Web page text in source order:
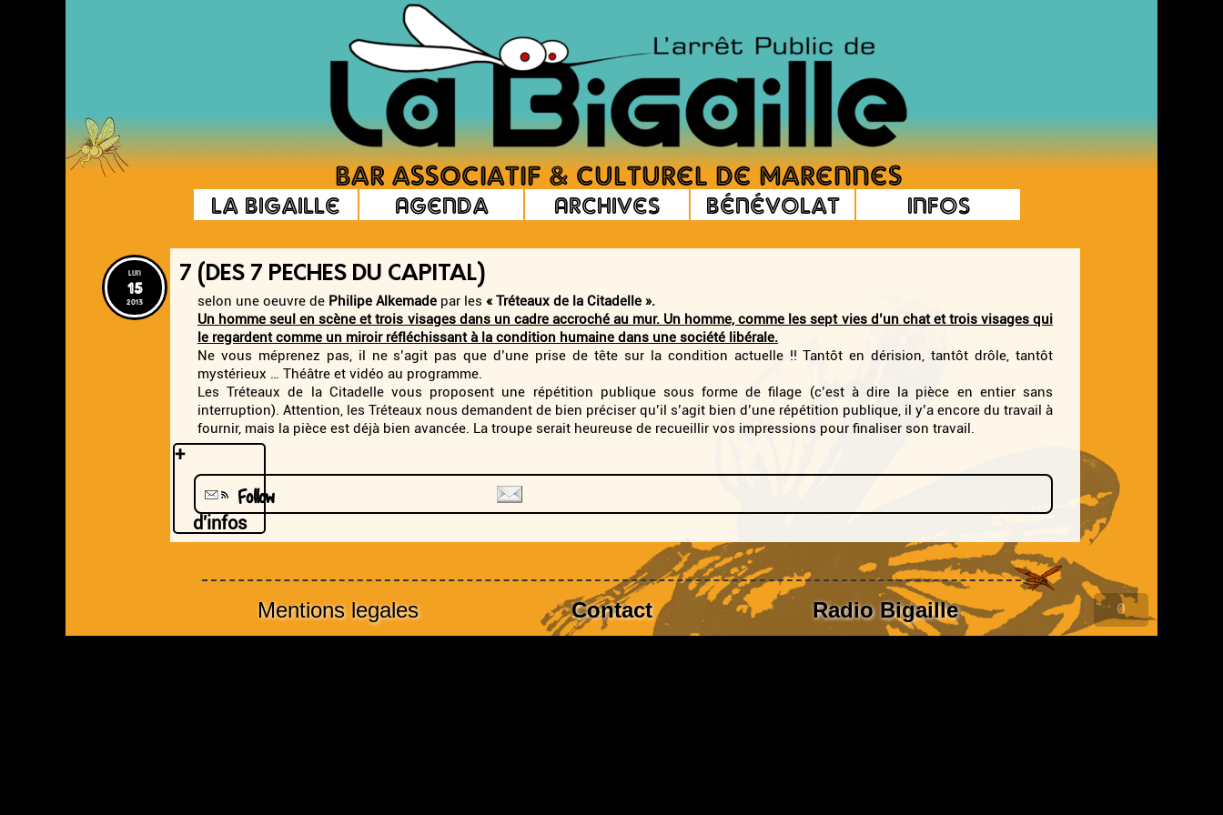
La Bigaille Agenda Archives Bénévolat Infos
lun
15
2013
0
7 (DES 7 PECHES DU CAPITAL)
selon une oeuvre de Philipe Alkemade par les « Tréteaux de la Citadelle ».
Un homme seul en scène et trois visages dans un cadre accroché au mur. Un homme, comme les sept vies d’un chat et trois visages qui
le regardent comme un miroir réfléchissant à la condition humaine dans une société libérale.
Ne vous méprenez pas, il ne s’agit pas que d’une prise de tête sur la condition actuelle !! Tantôt en dérision, tantôt drôle, tantôt
mystérieux … Théâtre et vidéo au programme.
Les Tréteaux de la Citadelle vous proposent une répétition publique sous forme de filage (c’est à dire la pièce en entier sans
interruption). Attention, les Tréteaux nous demandent de bien préciser qu’il s’agit bien d’une répétition publique, il y’a encore du travail à
fournir, mais la pièce est déjà bien avancée. La troupe serait heureuse de recueillir vos impressions pour finaliser son travail.
Follow
+
d'infos
Mentions legales Contact Radio Bigaille